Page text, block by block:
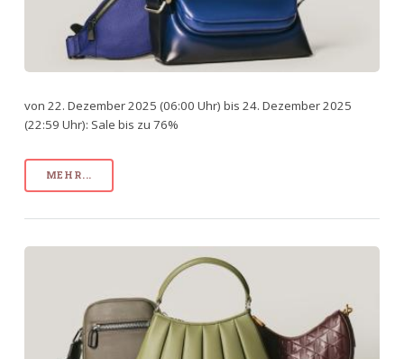
von 22. Dezember 2025 (06:00 Uhr) bis 24. Dezember 2025
(22:59 Uhr): Sale bis zu 76%
MEHR...